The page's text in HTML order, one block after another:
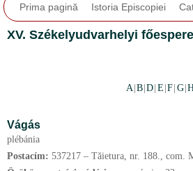
Prima pagină Istoria Episcopiei
XV. Székelyudvarhelyi
A B |D E |F G H
Vágás
plébánia
Postacím: 537217 – Tăietura, nr. 188., com.